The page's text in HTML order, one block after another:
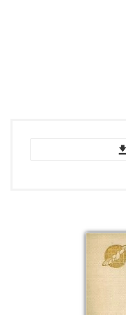
Vera: Or,
EPUB
epub |